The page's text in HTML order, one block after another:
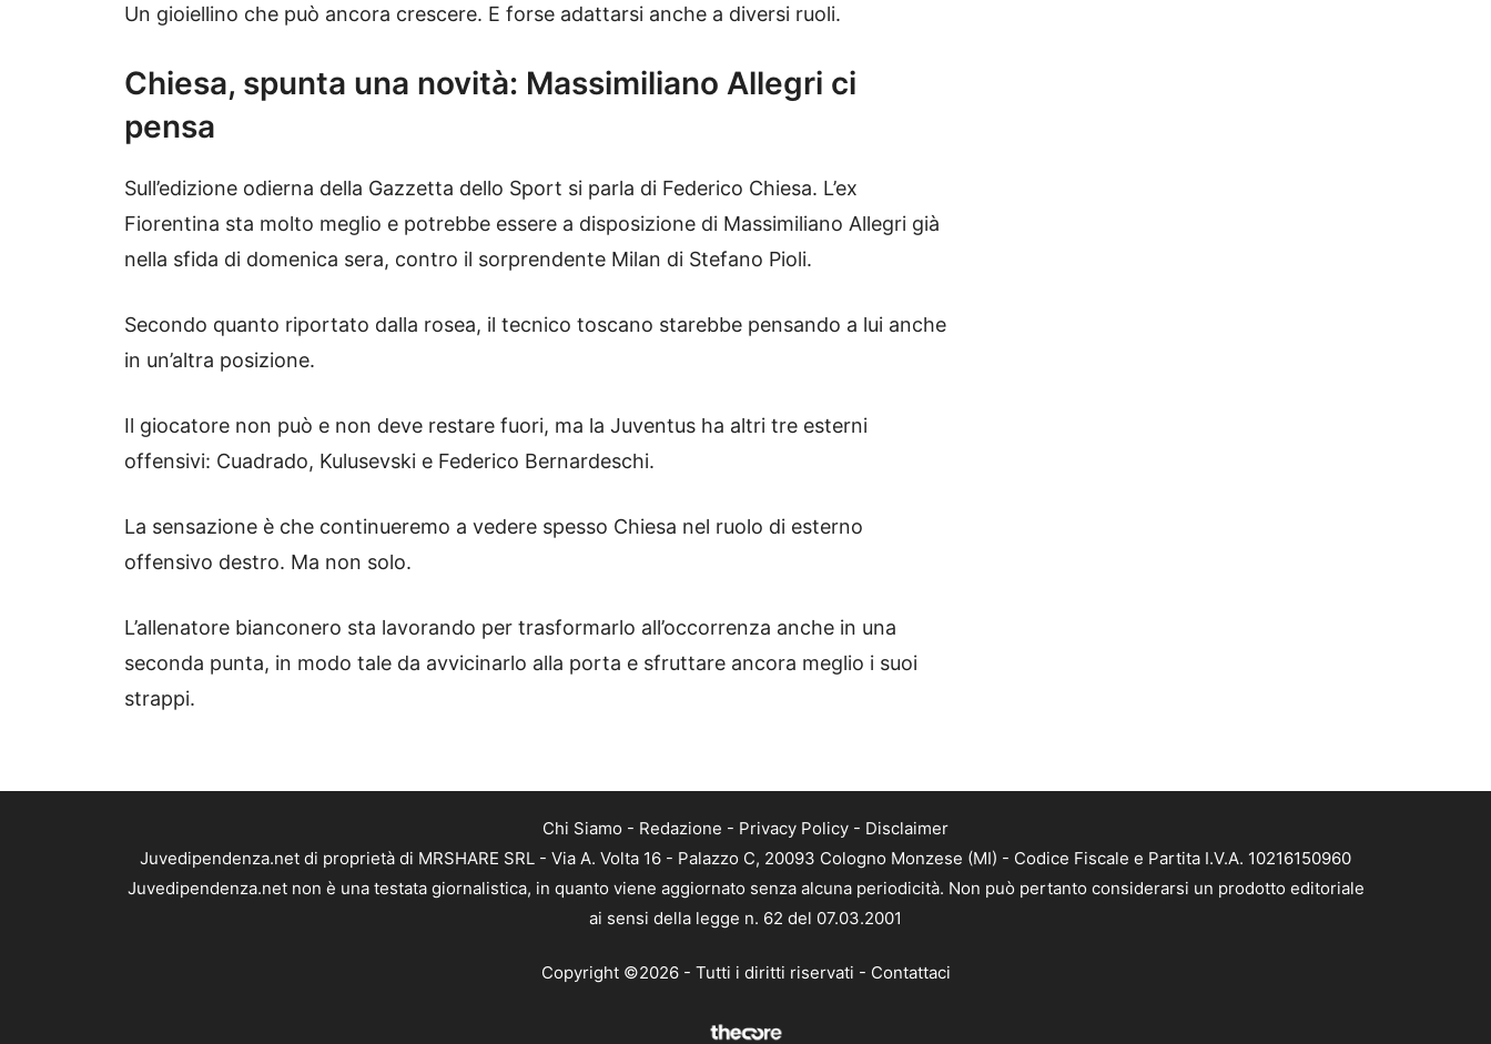
Un gioiellino che può ancora crescere. E forse adattarsi anche a diversi ruoli.
Chiesa, spunta una novità: Massimiliano Allegri ci
pensa
Sull’edizione odierna della Gazzetta dello Sport si parla di Federico Chiesa. L’ex
Fiorentina sta molto meglio e potrebbe essere a disposizione di Massimiliano Allegri già
nella sfida di domenica sera, contro il sorprendente Milan di Stefano Pioli.
Secondo quanto riportato dalla rosea, il tecnico toscano starebbe pensando a lui anche
in un’altra posizione.
Il giocatore non può e non deve restare fuori, ma la Juventus ha altri tre esterni
offensivi: Cuadrado, Kulusevski e Federico Bernardeschi.
La sensazione è che continueremo a vedere spesso Chiesa nel ruolo di esterno
offensivo destro. Ma non solo.
L’allenatore bianconero sta lavorando per trasformarlo all’occorrenza anche in una
seconda punta, in modo tale da avvicinarlo alla porta e sfruttare ancora meglio i suoi
strappi.
Chi Siamo - Redazione - Privacy Policy - Disclaimer
Juvedipendenza.net di proprietà di MRSHARE SRL - Via A. Volta 16 - Palazzo C, 20093 Cologno Monzese (MI) - Codice Fiscale e Partita I.V.A. 10216150960
Juvedipendenza.net non è una testata giornalistica, in quanto viene aggiornato senza alcuna periodicità. Non può pertanto considerarsi un prodotto editoriale
ai sensi della legge n. 62 del 07.03.2001
Copyright ©2026 - Tutti i diritti riservati - Contattaci